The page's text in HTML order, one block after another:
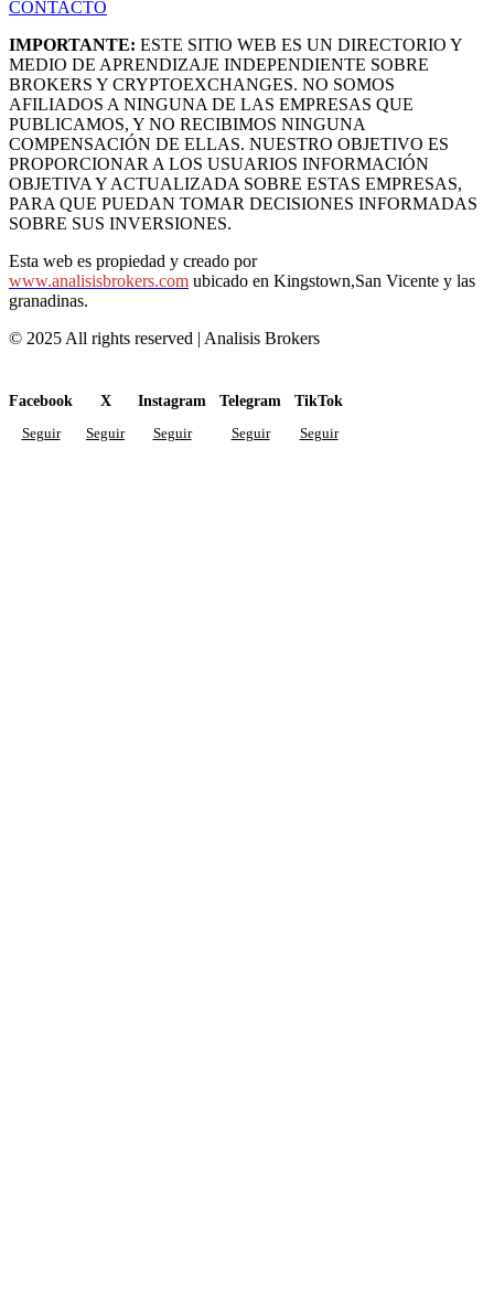
CONTACTO
IMPORTANTE: ESTE SITIO WEB ES UN DIRECTORIO Y
MEDIO DE APRENDIZAJE INDEPENDIENTE SOBRE
BROKERS Y CRYPTOEXCHANGES. NO SOMOS
AFILIADOS A NINGUNA DE LAS EMPRESAS QUE
PUBLICAMOS, Y NO RECIBIMOS NINGUNA
COMPENSACIÓN DE ELLAS. NUESTRO OBJETIVO ES
PROPORCIONAR A LOS USUARIOS INFORMACIÓN
OBJETIVA Y ACTUALIZADA SOBRE ESTAS EMPRESAS,
PARA QUE PUEDAN TOMAR DECISIONES INFORMADAS
SOBRE SUS INVERSIONES.
Esta web es propiedad y creado por
www.analisisbrokers.com ubicado en Kingstown,San Vicente y las
granadinas.
© 2025 All rights reserved | Analisis Brokers
Facebook
Seguir
X
Seguir
Instagram
Seguir
Telegram
Seguir
TikTok
Seguir